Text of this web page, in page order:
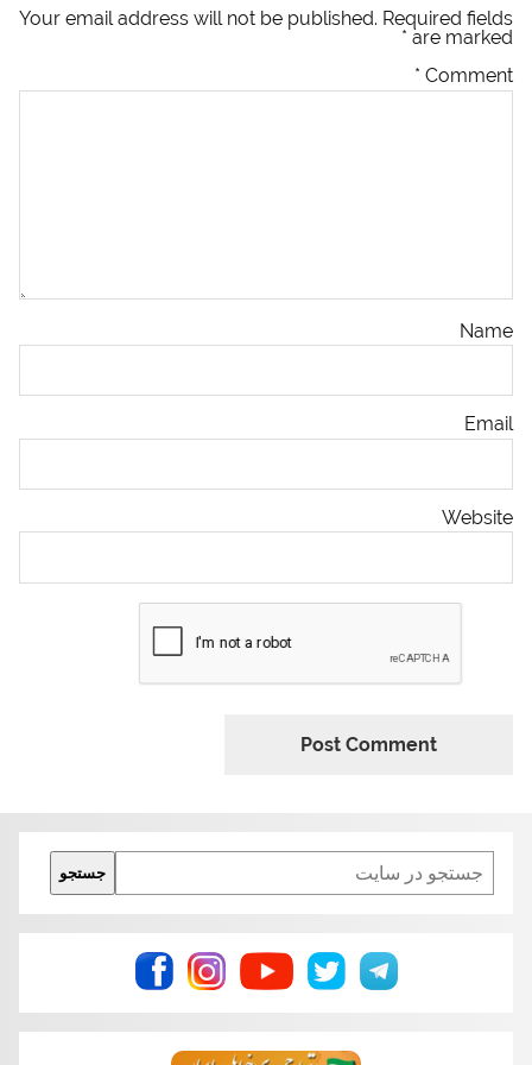
Your email address will not be published. Required fields
are marked
*
Comment
*
Name
Email
Website
Search
جستجو